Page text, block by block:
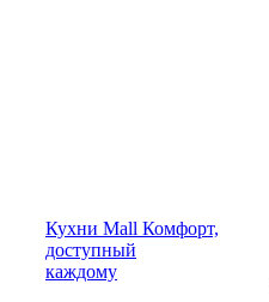
Кухни Mall Комфорт,
доступный
каждому